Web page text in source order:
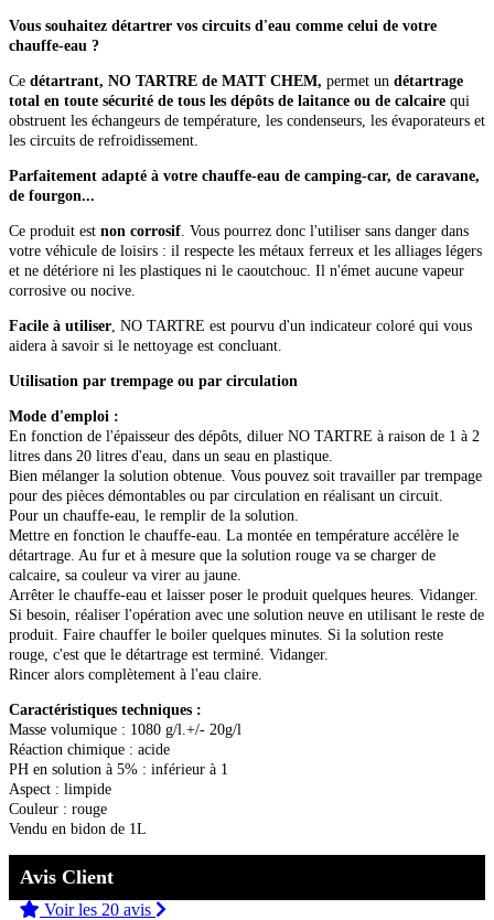
Vous souhaitez détartrer vos circuits d'eau comme celui de votre
chauffe-eau ?
Ce détartrant, NO TARTRE de MATT CHEM, permet un détartrage
total en toute sécurité de tous les dépôts de laitance ou de calcaire qui
obstruent les échangeurs de température, les condenseurs, les évaporateurs et
les circuits de refroidissement.
Parfaitement adapté à votre chauffe-eau de camping-car, de caravane,
de fourgon...
Ce produit est non corrosif . Vous pourrez donc l'utiliser sans danger dans
votre véhicule de loisirs : il respecte les métaux ferreux et les alliages légers
et ne détériore ni les plastiques ni le caoutchouc. Il n'émet aucune vapeur
corrosive ou nocive.
Facile à utiliser , NO TARTRE est pourvu d'un indicateur coloré qui vous
aidera à savoir si le nettoyage est concluant.
Utilisation par trempage ou par circulation
Mode d'emploi :
En fonction de l'épaisseur des dépôts, diluer NO TARTRE à raison de 1 à 2
litres dans 20 litres d'eau, dans un seau en plastique.
Bien mélanger la solution obtenue. Vous pouvez soit travailler par trempage
pour des pièces démontables ou par circulation en réalisant un circuit.
Pour un chauffe-eau, le remplir de la solution.
Mettre en fonction le chauffe-eau. La montée en température accélère le
détartrage. Au fur et à mesure que la solution rouge va se charger de
calcaire, sa couleur va virer au jaune.
Arrêter le chauffe-eau et laisser poser le produit quelques heures. Vidanger.
Si besoin, réaliser l'opération avec une solution neuve en utilisant le reste de
produit. Faire chauffer le boiler quelques minutes. Si la solution reste
rouge, c'est que le détartrage est terminé. Vidanger.
Rincer alors complètement à l'eau claire.
Caractéristiques techniques :
Masse volumique : 1080 g/l.+/- 20g/l
Réaction chimique : acide
PH en solution à 5% : inférieur à 1
Aspect : limpide
Couleur : rouge
Vendu en bidon de 1L
Avis Client
Voir les 20 avis